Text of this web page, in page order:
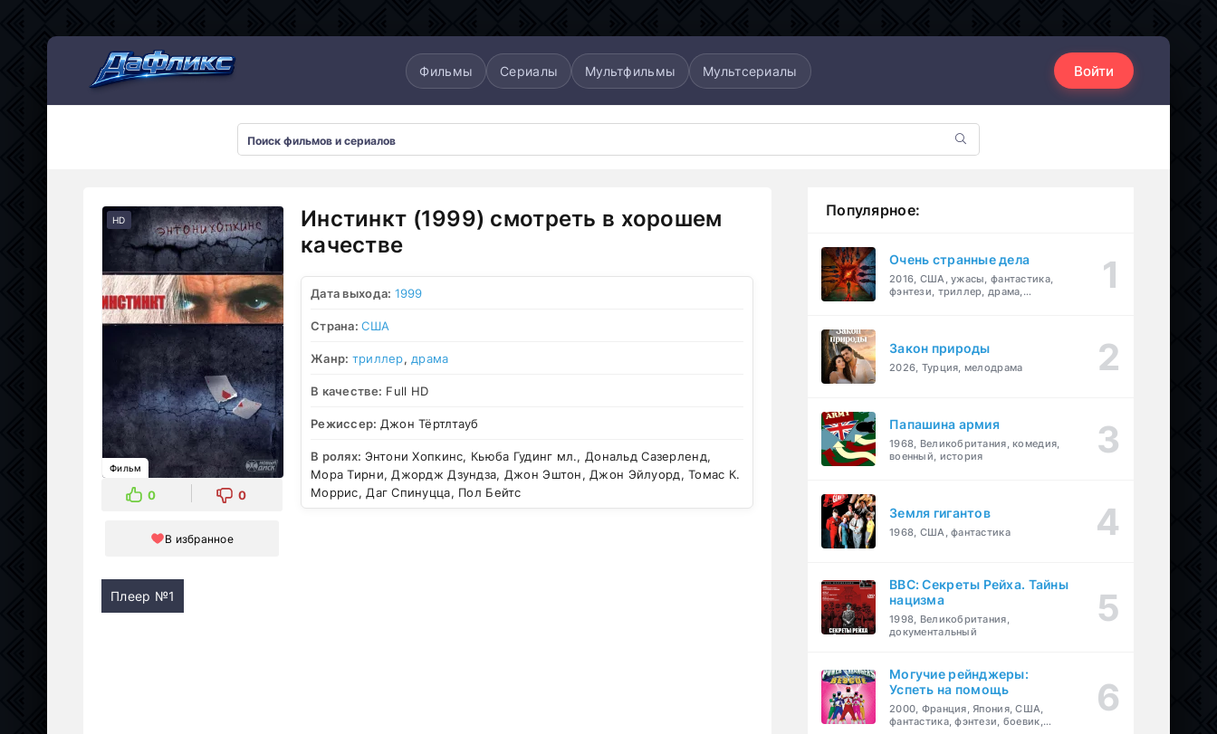
Фильмы Сериалы Мультфильмы Мультсериалы Войти
HD
Фильм
0 0
В избранное
Инстинкт (1999) смотреть в хорошем
качестве
Дата выхода: 1999
Страна:США
Жанр: триллер, драма
В качестве: Full HD
Режиссер: Джон Тёртлтауб
В ролях: Энтони Хопкинс, Кьюба Гудинг мл., Дональд Сазерленд,
Мора Тирни, Джордж Дзундза, Джон Эштон, Джон Эйлуорд, Томас К.
Моррис, Даг Спинуцца, Пол Бейтс
Плеер №1
Популярное:
Очень странные дела
2016, США, ужасы, фантастика,
фэнтези, триллер, драма,
Закон природы
2026, Турция, мелодрама
Папашина армия
1968, Великобритания, комедия,
военный, история
Земля гигантов
1968, США, фантастика
BBC: Секреты Рейха. Тайны
нацизма
1998, Великобритания,
документальный
Могучие рейнджеры:
Успеть на помощь
2000, Франция, Япония, США,
фантастика, фэнтези, боевик,
Мультсериалы